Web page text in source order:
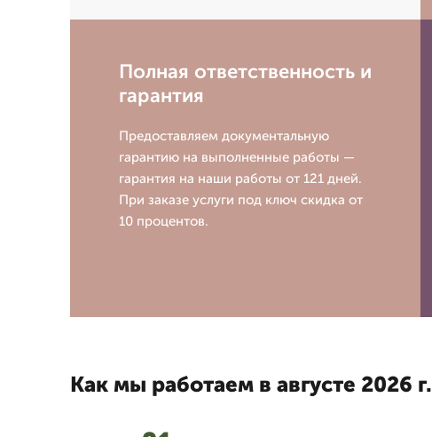
Полная ответственность и
гарантия
Предоставляем документальную
гарантию на выполненные работы —
гарантия на наши работы от 121 дней.
При заказе услуги под ключ скидка от
10 процентов.
Как мы работаем в августе 2026 г.